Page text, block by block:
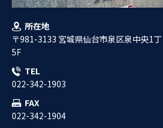
所在地
〒981-3133 宮城県仙台市泉区泉中央1
5F
TEL
022-342-1903
FAX
022-342-1904